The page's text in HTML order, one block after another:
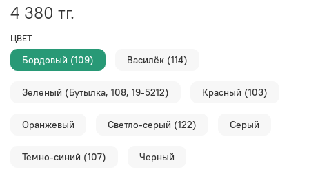
4 380 тг.
ЦВЕТ
Бордовый (109) Василёк (114)
Зеленый (Бутылка, 108, 19-5212) Красный (103)
Оранжевый Светло-серый (122) Серый
Темно-синий (107) Черный